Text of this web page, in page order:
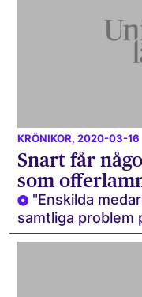
KRÖNIKOR, 2020-03-16
Snart får
som
"Enskilda
samtliga problem